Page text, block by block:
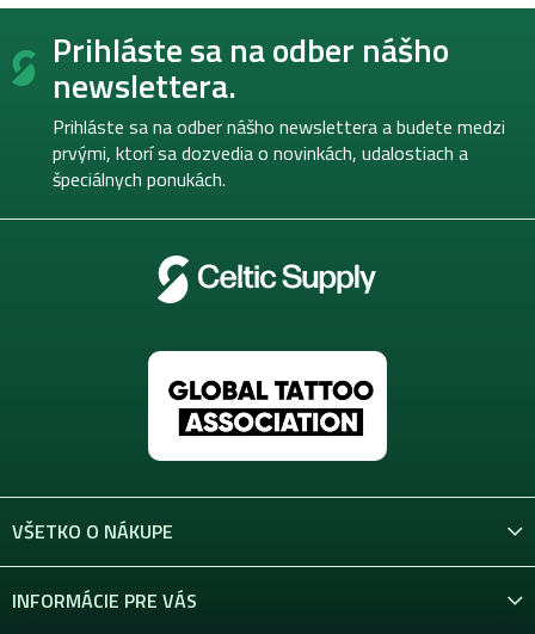
Z
Prihláste sa na odber nášho
newslettera.
Prihláste sa na odber nášho newslettera a budete medzi
prvými, ktorí sa dozvedia o novinkách, udalostiach a
špeciálnych ponukách.
VŠETKO O NÁKUPE
INFORMÁCIE PRE VÁS